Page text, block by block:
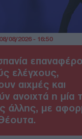
08/08/2026 - 16:50
ελέγχους,
αιχμές και
ανοιχτά η μία
άλλης, με